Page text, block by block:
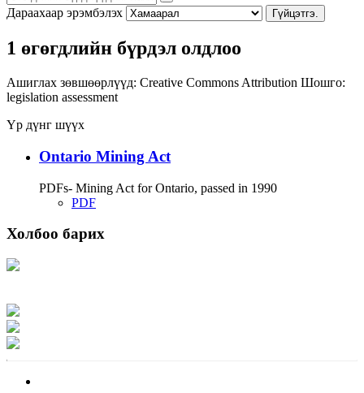
Дараахаар эрэмбэлэх Гүйцэтгэ.
1 өгөгдлийн бүрдэл олдлоо
Ашиглах зөвшөөрлүүд: Creative Commons Attribution Шошго:
legislation assessment
Үр дүнг шүүх
Ontario Mining Act
PDFs- Mining Act for Ontario, passed in 1990
PDF
Холбоо барих